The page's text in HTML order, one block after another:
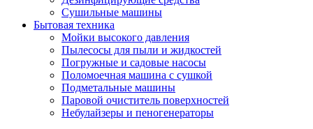
Сушильные машины
Бытовая техника
Мойки высокого давления
Пылесосы для пыли и жидкостей
Погружные и садовые насосы
Поломоечная машина с сушкой
Подметальные машины
Паровой очиститель поверхностей
Небулайзеры и пеногенераторы